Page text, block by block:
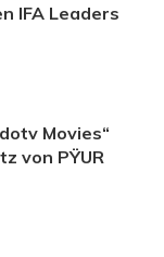
IFA Leaders
Movies“
von PŸUR